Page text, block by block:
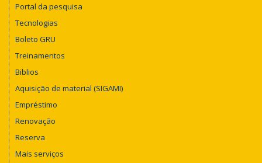
Portal da pesquisa
Tecnologias
Boleto GRU
Treinamentos
Biblios
Aquisição de material (SIGAMI)
Empréstimo
Renovação
Reserva
Mais serviços